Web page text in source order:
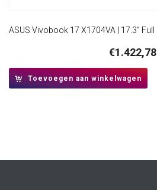
€1.422,78
Toevoegen aan winkelwagen